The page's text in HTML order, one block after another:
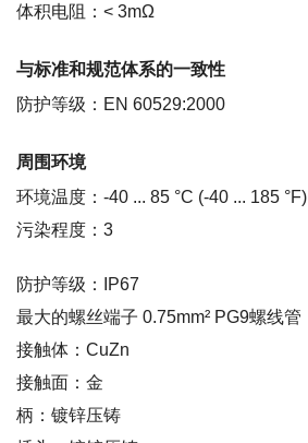
体积电阻：< 3mΩ
与标准和规范体系的一致性
防护等级：EN 60529:2000
周围环境
环境温度：-40 ... 85 °C (-40 ... 185 °F)
污染程度：3
防护等级：IP67
最大的螺丝端子 0.75mm² PG9螺线管
接触体：CuZn
接触面：金
柄：镀锌压铸